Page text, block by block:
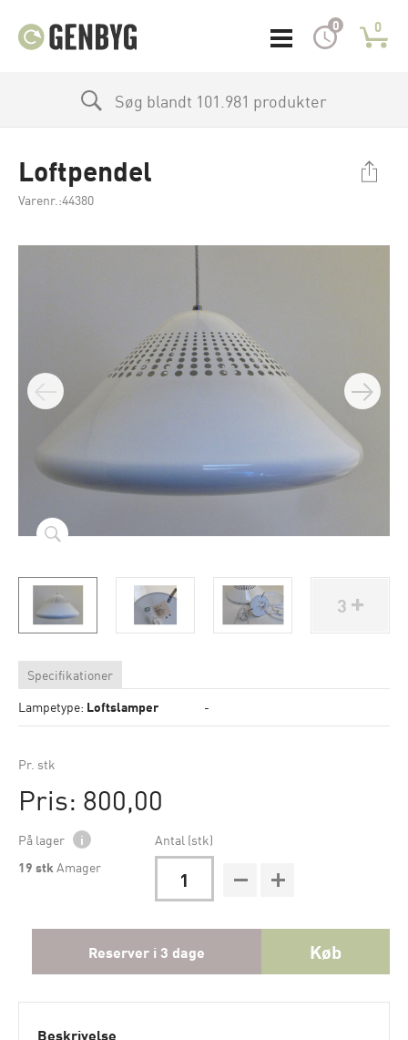
0 0
Søg blandt 101.981 produkter
Loftpendel
Varenr.:44380
3
Specifikationer
Lampetype: Loftslamper -
Pr. stk
Pris: 800,00
På lager
i
19 stk Amager
Antal (stk)
Reserver i 3 dage Køb
Beskrivelse